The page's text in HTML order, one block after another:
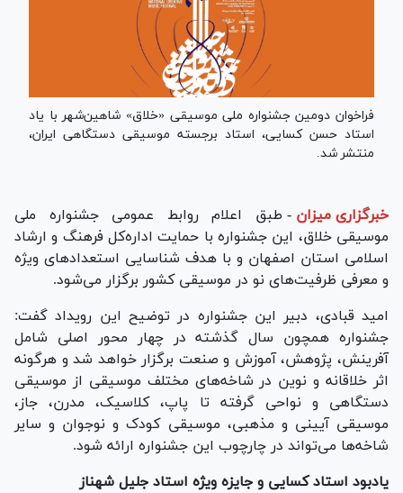
فراخوان دومین جشنواره ملی موسیقی «خلاق» شاهین‌شهر با یاد
استاد حسن کسایی، استاد برجسته موسیقی دستگاهی ایران،
منتشر شد.
خبرگزاری میزان - طبق اعلام روابط عمومی جشنواره ملی
موسیقی خلاق، این جشنواره با حمایت اداره‌کل فرهنگ و ارشاد
اسلامی استان اصفهان و با هدف شناسایی استعداد‌های ویژه
و معرفی ظرفیت‌های نو در موسیقی کشور برگزار می‌شود.
امید قبادی، دبیر این جشنواره در توضیح این رویداد گفت:
جشنواره همچون سال گذشته در چهار محور اصلی شامل
آفرینش، پژوهش، آموزش و صنعت برگزار خواهد شد و هرگونه
اثر خلاقانه و نوین در شاخه‌های مختلف موسیقی از موسیقی
دستگاهی و نواحی گرفته تا پاپ، کلاسیک، مدرن، جاز،
موسیقی آیینی و مذهبی، موسیقی کودک و نوجوان و سایر
شاخه‌ها می‌تواند در چارچوب این جشنواره ارائه شود.
یادبود استاد کسایی و جایزه ویژه استاد جلیل شهناز